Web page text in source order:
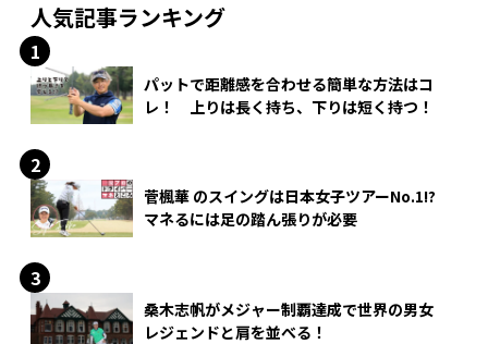
人気記事ランキング
パットで距離感を合わせる簡単な方法はコ
レ！ 上りは長く持ち、下りは短く持つ！
菅楓華 のスイングは日本女子ツアーNo.1!?
マネるには足の踏ん張りが必要
桑木志帆がメジャー制覇達成で世界の男女
レジェンドと肩を並べる！